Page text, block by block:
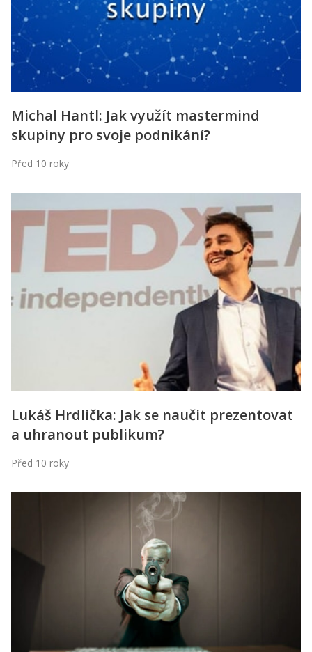
Hledaná fráze Hledat
Michal Hantl: Jak využít mastermind
skupiny pro svoje podnikání?
Před 10 roky
Lukáš Hrdlička: Jak se naučit prezentovat
a uhranout publikum?
Před 10 roky